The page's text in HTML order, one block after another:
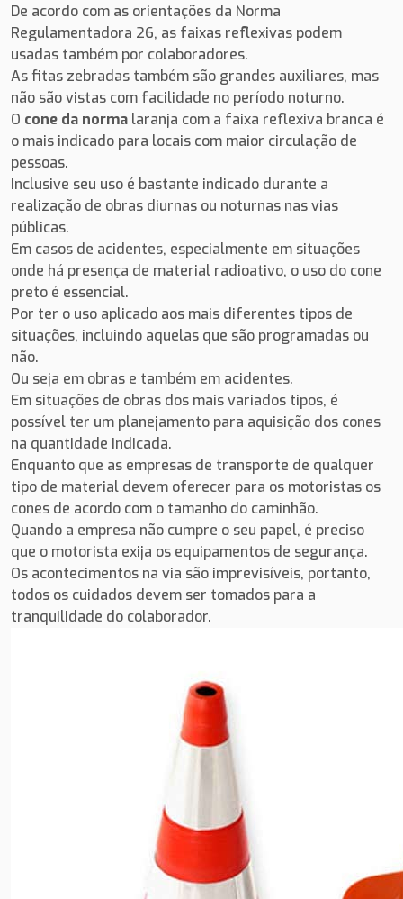
De acordo com as orientações da Norma
Regulamentadora 26, as faixas reflexivas podem
usadas também por colaboradores.
As fitas zebradas também são grandes auxiliares, mas
não são vistas com facilidade no período noturno.
O cone da norma laranja com a faixa reflexiva branca é
o mais indicado para locais com maior circulação de
pessoas.
Inclusive seu uso é bastante indicado durante a
realização de obras diurnas ou noturnas nas vias
públicas.
Em casos de acidentes, especialmente em situações
onde há presença de material radioativo, o uso do cone
preto é essencial.
Por ter o uso aplicado aos mais diferentes tipos de
situações, incluindo aquelas que são programadas ou
não.
Ou seja em obras e também em acidentes.
Em situações de obras dos mais variados tipos, é
possível ter um planejamento para aquisição dos cones
na quantidade indicada.
Enquanto que as empresas de transporte de qualquer
tipo de material devem oferecer para os motoristas os
cones de acordo com o tamanho do caminhão.
Quando a empresa não cumpre o seu papel, é preciso
que o motorista exija os equipamentos de segurança.
Os acontecimentos na via são imprevisíveis, portanto,
todos os cuidados devem ser tomados para a
tranquilidade do colaborador.